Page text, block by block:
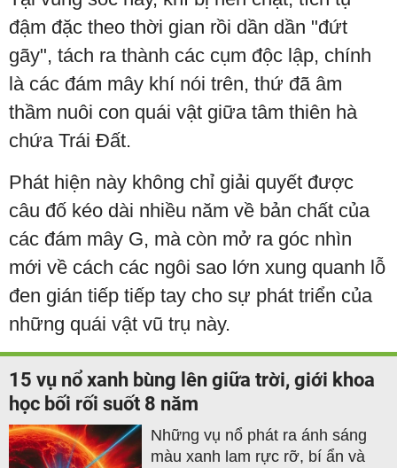
đậm đặc theo thời gian rồi dần dần "đứt
gãy", tách ra thành các cụm độc lập, chính
là các đám mây khí nói trên, thứ đã âm
thầm nuôi con quái vật giữa tâm thiên hà
chứa Trái Đất.
Phát hiện này không chỉ giải quyết được
câu đố kéo dài nhiều năm về bản chất của
các đám mây G, mà còn mở ra góc nhìn
mới về cách các ngôi sao lớn xung quanh lỗ
đen gián tiếp tiếp tay cho sự phát triển của
những quái vật vũ trụ này.
15 vụ nổ xanh bùng lên giữa trời, giới khoa
học bối rối suốt 8 năm
Những vụ nổ phát ra ánh sáng
màu xanh lam rực rỡ, bí ẩn và